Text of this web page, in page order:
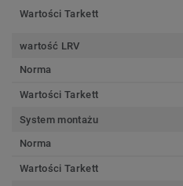
Wartości Tarkett
wartość LRV
Norma
Wartości Tarkett
System montażu
Norma
Wartości Tarkett